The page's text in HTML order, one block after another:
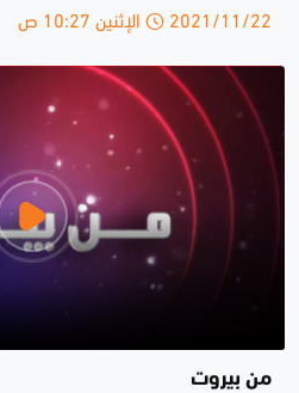
2021/11/22 الإثنين 10:27 ص
من بيروت